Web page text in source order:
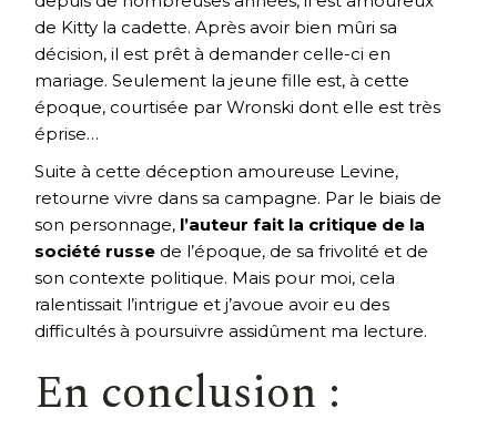
de Kitty la cadette. Après avoir bien mûri sa
décision, il est prêt à demander celle-ci en
mariage. Seulement la jeune fille est, à cette
époque, courtisée par Wronski dont elle est très
éprise…
Suite à cette déception amoureuse Levine,
retourne vivre dans sa campagne. Par le biais de
son personnage, l’auteur fait la critique de la
société russe de l’époque, de sa frivolité et de
son contexte politique. Mais pour moi, cela
ralentissait l’intrigue et j’avoue avoir eu des
difficultés à poursuivre assidûment ma lecture.
En conclusion :